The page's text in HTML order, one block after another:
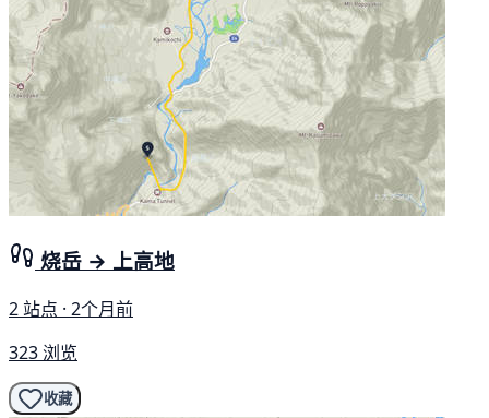
烧岳 → 上高地
2 站点 · 2个月前
323 浏览
收藏